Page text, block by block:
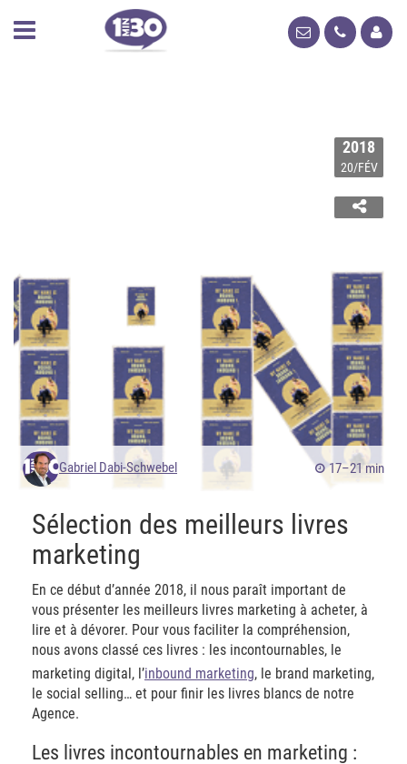
2018
20/FÉV
Gabriel Dabi-Schwebel 17–21 min
Sélection des meilleurs livres
marketing
En ce début d’année 2018, il nous paraît important de
vous présenter les meilleurs livres marketing à acheter, à
lire et à dévorer. Pour vous faciliter la compréhension,
nous avons classé ces livres : les incontournables, le
marketing digital, l’inbound marketing, le brand marketing,
le social selling… et pour finir les livres blancs de notre
Agence.
Les livres incontournables en marketing :